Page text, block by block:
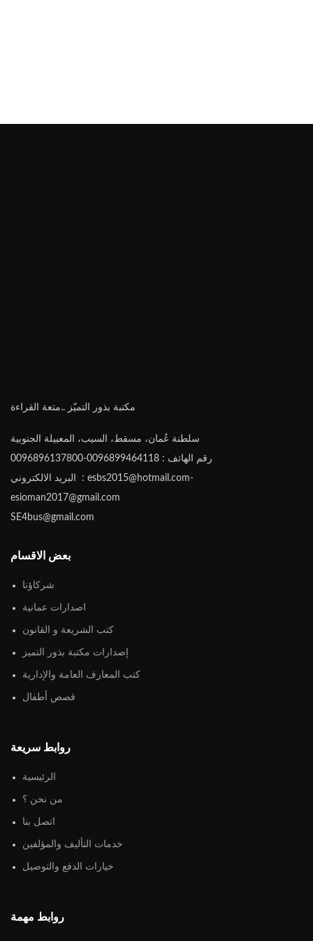
مكتبة بذور التميّز ..متعة القراءة
سلطنة عُمان، مسقط، السيب، المعبيلة الجنوبية
رقم الهاتف : 0096899464118-0096896137800
البريد الالكتروني : esbs2015@hotmail.com-
esioman2017@gmail.com
SE4bus@gmail.com
بعض الاقسام
شركاؤنا
اصدارات عمانية
كتب الشريعة و القانون
إصدارات مكتبة بذور التميز
كتب المعارف العامة والإدارية
قصص أطفال
روابط سريعة
الرئيسية
من نحن ؟
اتصل بنا
خدمات التأليف والمؤلفين
خيارات الدفع والتوصيل
روابط مهمة